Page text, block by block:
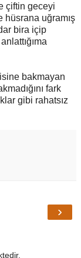
çiftin geceyi
hüsrana uğramış
bira içip
bakmayan
fark
gibi rahatsız
›